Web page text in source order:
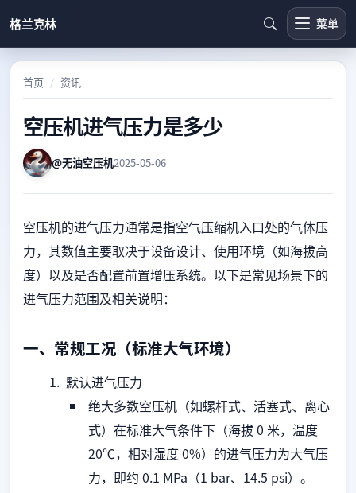
格兰克林 菜单
首页 资讯
空压机进气压力是多少
@无油空压机2025-05-06
空压机的进气压力通常是指空气压缩机入口处的气体压
力，其数值主要取决于设备设计、使用环境（如海拔高
度）以及是否配置前置增压系统。以下是常见场景下的
进气压力范围及相关说明：
一、常规工况（标准大气环境）
默认进气压力
绝大多数空压机（如螺杆式、活塞式、离心
式）在标准大气条件下（海拔 0 米，温度
20℃，相对湿度 0%）的进气压力为大气压
力，即约 0.1 MPa（1 bar、14.5 psi）。